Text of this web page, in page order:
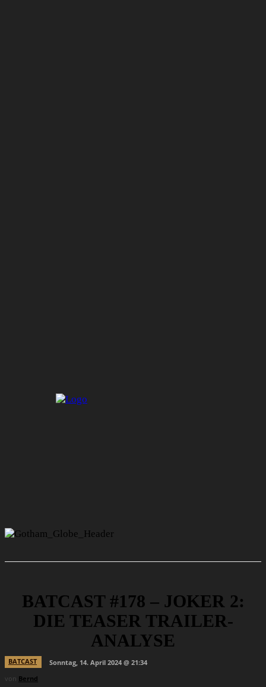
BATCAST #178 – JOKER 2:
DIE TEASER TRAILER-
ANALYSE
BATCAST
Sonntag, 14. April 2024 @ 21:34
von Bernd